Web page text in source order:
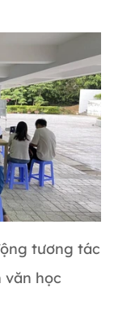
tương tác
văn học